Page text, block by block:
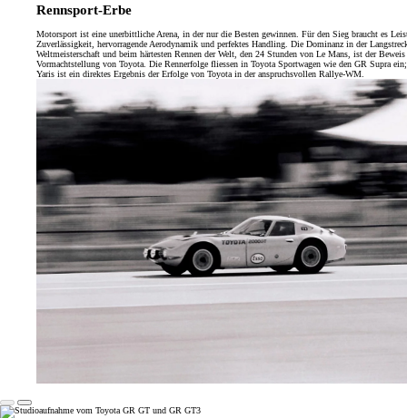
Rennsport-Erbe
Motorsport ist eine unerbittliche Arena, in der nur die Besten gewinnen. Für den Sieg braucht es
Zuverlässigkeit, hervorragende Aerodynamik und perfektes Handling. Die Dominanz in der
Weltmeisterschaft und beim härtesten Rennen der Welt, den 24 Stunden von Le Mans, ist der
Vormachtstellung von Toyota. Die Rennerfolge fliessen in Toyota Sportwagen wie den GR Supra
Yaris ist ein direktes Ergebnis der Erfolge von Toyota in der anspruchsvollen Rallye-WM.